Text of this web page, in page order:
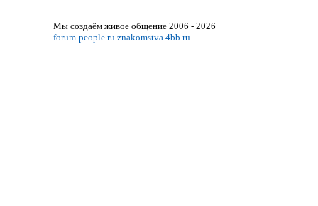
Мы создаём живое общение 2006 - 2026
forum-people.ru znakomstva.4bb.ru